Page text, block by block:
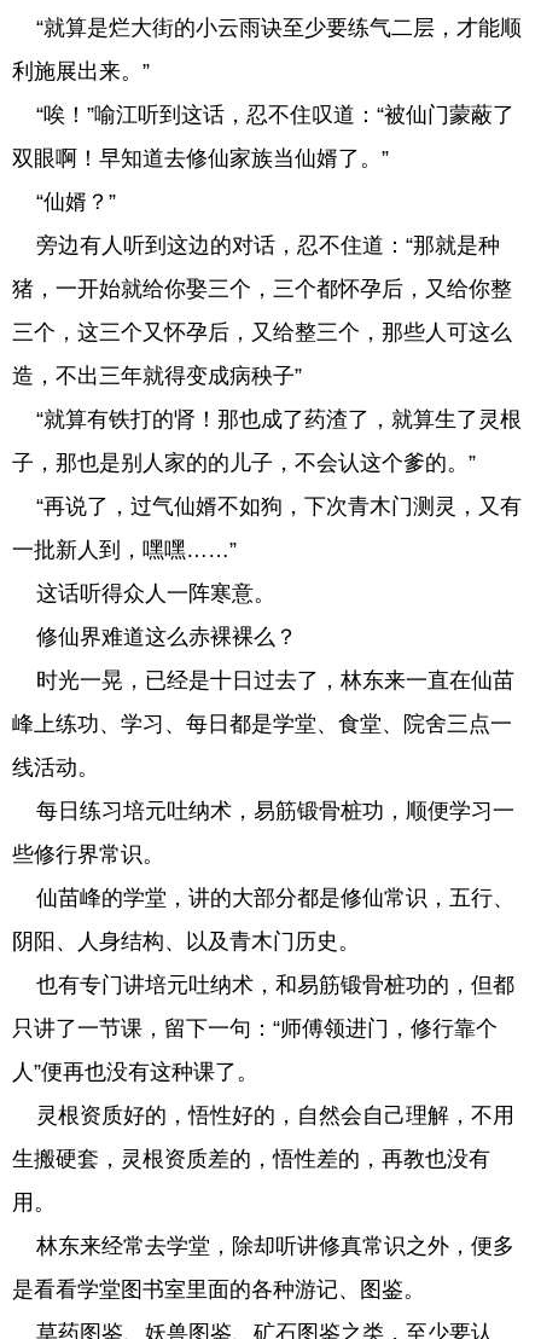
“就算是烂大街的小云雨诀至少要练气二层，才能顺
利施展出来。”
“唉！”喻江听到这话，忍不住叹道：“被仙门蒙蔽了
双眼啊！早知道去修仙家族当仙婿了。”
“仙婿？”
旁边有人听到这边的对话，忍不住道：“那就是种
猪，一开始就给你娶三个，三个都怀孕后，又给你整
三个，这三个又怀孕后，又给整三个，那些人可这么
造，不出三年就得变成病秧子”
“就算有铁打的肾！那也成了药渣了，就算生了灵根
子，那也是别人家的的儿子，不会认这个爹的。”
“再说了，过气仙婿不如狗，下次青木门测灵，又有
一批新人到，嘿嘿……”
这话听得众人一阵寒意。
修仙界难道这么赤裸裸么？
时光一晃，已经是十日过去了，林东来一直在仙苗
峰上练功、学习、每日都是学堂、食堂、院舍三点一
线活动。
每日练习培元吐纳术，易筋锻骨桩功，顺便学习一
些修行界常识。
仙苗峰的学堂，讲的大部分都是修仙常识，五行、
阴阳、人身结构、以及青木门历史。
也有专门讲培元吐纳术，和易筋锻骨桩功的，但都
只讲了一节课，留下一句：“师傅领进门，修行靠个
人”便再也没有这种课了。
灵根资质好的，悟性好的，自然会自己理解，不用
生搬硬套，灵根资质差的，悟性差的，再教也没有
用。
林东来经常去学堂，除却听讲修真常识之外，便多
是看看学堂图书室里面的各种游记、图鉴。
草药图鉴、妖兽图鉴、矿石图鉴之类，至少要认